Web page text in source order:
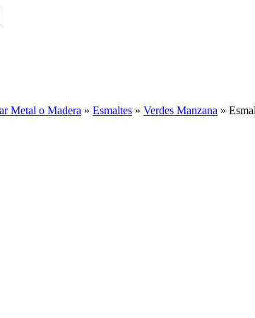
Metal o Madera »Esmaltes »Verdes Manzana »